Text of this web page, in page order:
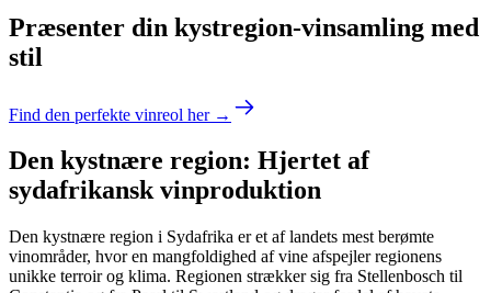
Præsenter din kystregion-vinsamling med
stil
Find den perfekte vinreol her →
Den kystnære region: Hjertet af
sydafrikansk vinproduktion
Den kystnære region i Sydafrika er et af landets mest berømte
vinområder, hvor en mangfoldighed af vine afspejler regionens
unikke terroir og klima. Regionen strækker sig fra Stellenbosch til